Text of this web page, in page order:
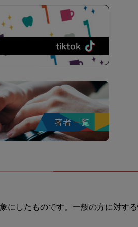
にしたものです。一般の方に対す